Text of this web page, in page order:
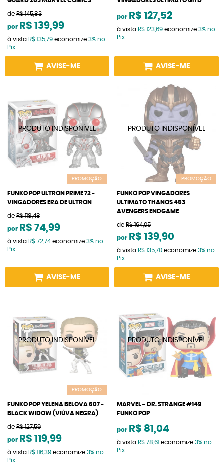
de R$ 145,83
por R$ 139,99
à vista R$ 135,79 economize 3% no
Pix
AVISE-ME
por R$ 127,52
à vista R$ 123,69 economize 3% no
Pix
AVISE-ME
PROMOÇÃO
FUNKO POP ULTRON PRIME 72 -
VINGADORES ERA DE ULTRON
de R$ 118,48
por R$ 74,99
à vista R$ 72,74economize 3% no
Pix
AVISE-ME
PROMOÇÃO
FUNKO POP VINGADORES
ULTIMATO THANOS 453
AVENGERS ENDGAME
de R$ 164,05
por R$ 139,90
à vista R$ 135,70 economize 3% no
Pix
AVISE-ME
PROMOÇÃO
FUNKO POP YELENA BELOVA 607 -
BLACK WIDOW (VIÚVA NEGRA)
de R$ 127,59
por R$ 119,99
à vista R$ 116,39 economize 3% no
Pix
MARVEL - DR. STRANGE #149
FUNKO POP
por R$ 81,04
à vista R$ 78,61 economize 3% no
Pix